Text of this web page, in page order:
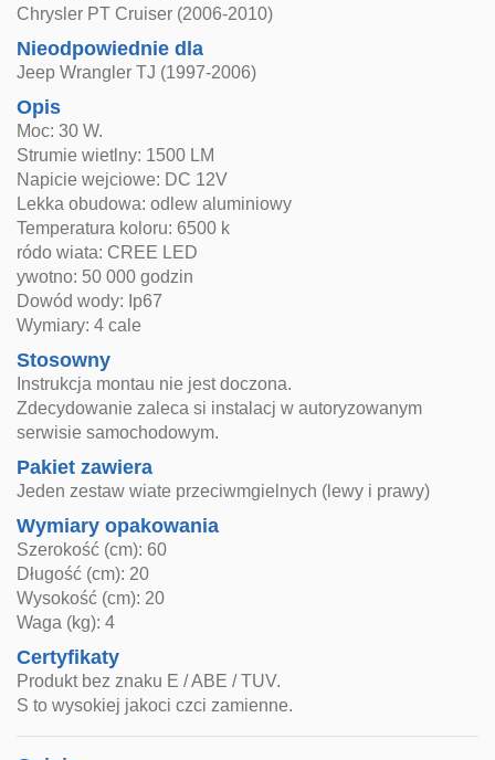
Chrysler PT Cruiser (2006-2010)
Nieodpowiednie dla
Jeep Wrangler TJ (1997-2006)
Opis
Moc: 30 W.
Strumie wietlny: 1500 LM
Napicie wejciowe: DC 12V
Lekka obudowa: odlew aluminiowy
Temperatura koloru: 6500 k
ródo wiata: CREE LED
ywotno: 50 000 godzin
Dowód wody: Ip67
Wymiary: 4 cale
Stosowny
Instrukcja montau nie jest doczona.
Zdecydowanie zaleca si instalacj w autoryzowanym
serwisie samochodowym.
Pakiet zawiera
Jeden zestaw wiate przeciwmgielnych (lewy i prawy)
Wymiary opakowania
Szerokość (cm): 60
Długość (cm): 20
Wysokość (cm): 20
Waga (kg): 4
Certyfikaty
Produkt bez znaku E / ABE / TUV.
S to wysokiej jakoci czci zamienne.